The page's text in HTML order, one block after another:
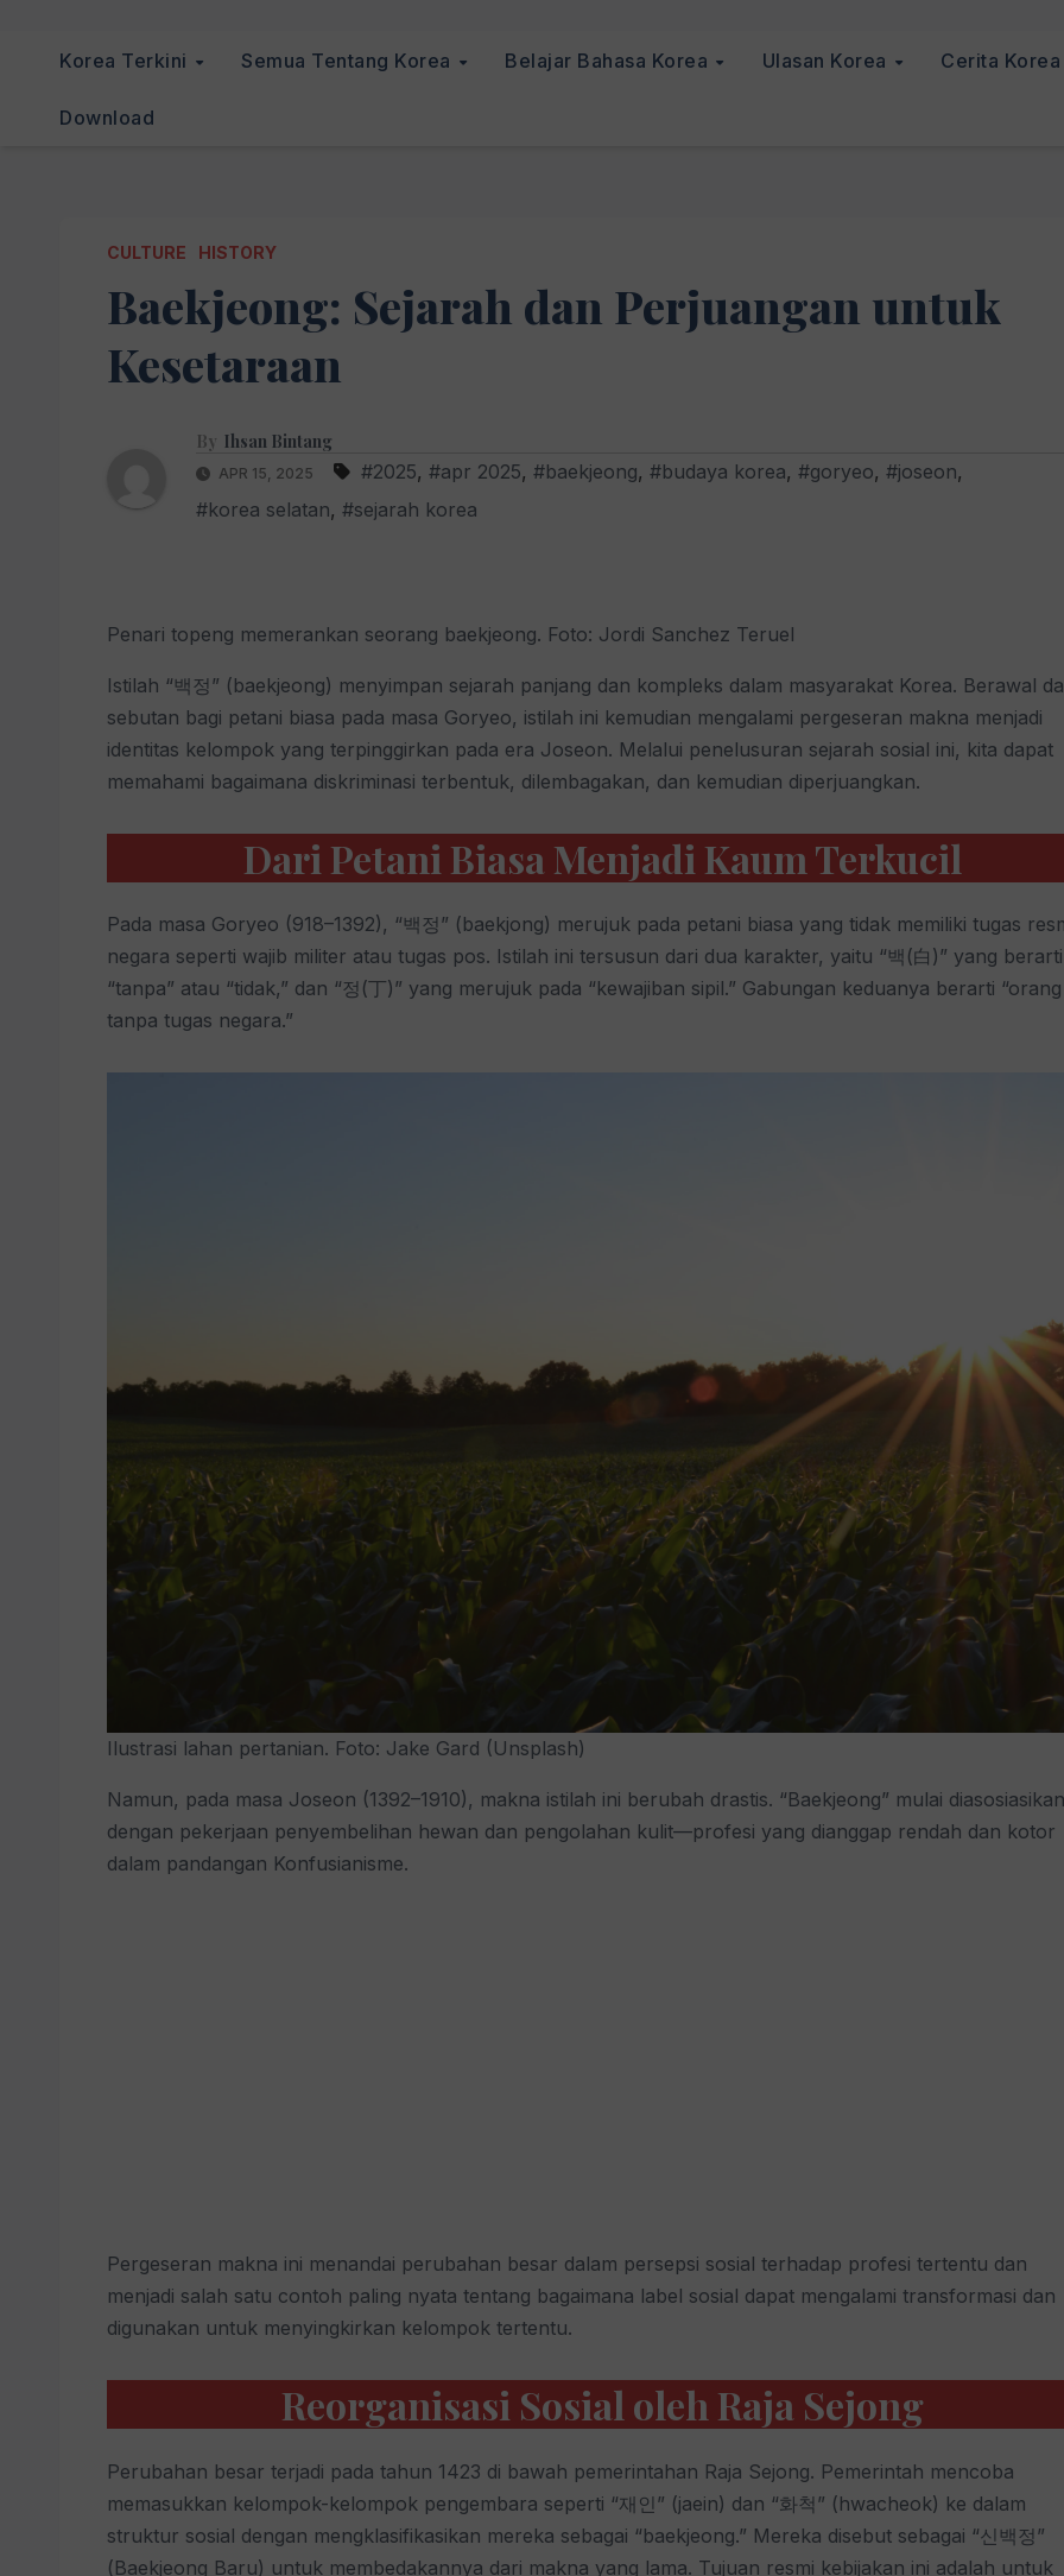
Korea Terkini Semua Tentang Korea Belajar Bahasa Korea Ulasan Korea Cerita
Download
CULTURE HISTORY
Baekjeong: Sejarah dan Perjuangan untuk
Kesetaraan
By Ihsan Bintang
APR 15, 2025 #2025, #apr 2025, #baekjeong, #budaya korea, #goryeo, #joseon,
#korea selatan, #sejarah korea
Penari topeng memerankan seorang baekjeong. Foto: Jordi Sanchez Teruel
Istilah “백정” (baekjeong) menyimpan sejarah panjang dan kompleks dalam masyarakat Korea. Berawal
sebutan bagi petani biasa pada masa Goryeo, istilah ini kemudian mengalami pergeseran makna menjadi
identitas kelompok yang terpinggirkan pada era Joseon. Melalui penelusuran sejarah sosial ini, kita dapat
memahami bagaimana diskriminasi terbentuk, dilembagakan, dan kemudian diperjuangkan.
Dari Petani Biasa Menjadi Kaum Terkucil
Pada masa Goryeo (918–1392), “백정” (baekjong) merujuk pada petani biasa yang tidak memiliki tugas
negara seperti wajib militer atau tugas pos. Istilah ini tersusun dari dua karakter, yaitu “백(白)” yang berarti
“tanpa” atau “tidak,” dan “정(丁)” yang merujuk pada “kewajiban sipil.” Gabungan keduanya berarti “orang
tanpa tugas negara.”
Ilustrasi lahan pertanian. Foto: Jake Gard (Unsplash)
Namun, pada masa Joseon (1392–1910), makna istilah ini berubah drastis. “Baekjeong” mulai diasosiasikan
dengan pekerjaan penyembelihan hewan dan pengolahan kulit—profesi yang dianggap rendah dan kotor
dalam pandangan Konfusianisme.
Pergeseran makna ini menandai perubahan besar dalam persepsi sosial terhadap profesi tertentu dan
menjadi salah satu contoh paling nyata tentang bagaimana label sosial dapat mengalami transformasi dan
digunakan untuk menyingkirkan kelompok tertentu.
Reorganisasi Sosial oleh Raja Sejong
Perubahan besar terjadi pada tahun 1423 di bawah pemerintahan Raja Sejong. Pemerintah mencoba
memasukkan kelompok-kelompok pengembara seperti “재인” (jaein) dan “화척” (hwacheok) ke dalam
struktur sosial dengan mengklasifikasikan mereka sebagai “baekjeong.” Mereka disebut sebagai “신백정”
(Baekjeong Baru) untuk membedakannya dari makna yang lama. Tujuan resmi kebijakan ini adalah untuk